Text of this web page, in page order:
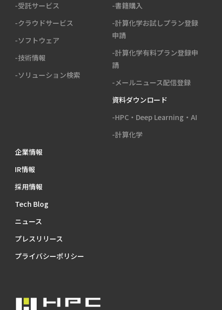
-受託サービス
-クラウドサービス
-ソフトウェア
-技術情報
-ソリューション検索
-書籍購入
-計算化学お試しプラン登録
申請
-計算化学有料プラン登録申
請
-メールニュース配信登録
資料ダウンロード
-HPC・Deep Learning・AI
-計算化学
企業情報
IR情報
採用情報
Tech Blog
ニュース
プレスリリース
プライバシーポリシー